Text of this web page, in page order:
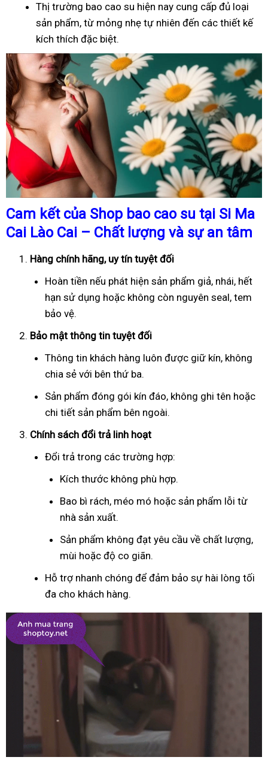
Thị trường bao cao su hiện nay cung cấp đủ loại
sản phẩm, từ mỏng nhẹ tự nhiên đến các thiết kế
kích thích đặc biệt.
Cam kết của Shop bao cao su tại Si Ma
Cai Lào Cai – Chất lượng và sự an tâm
Hàng chính hãng, uy tín tuyệt đối
Hoàn tiền nếu phát hiện sản phẩm giả, nhái, hết
hạn sử dụng hoặc không còn nguyên seal, tem
bảo vệ.
Bảo mật thông tin tuyệt đối
Thông tin khách hàng luôn được giữ kín, không
chia sẻ với bên thứ ba.
Sản phẩm đóng gói kín đáo, không ghi tên hoặc
chi tiết sản phẩm bên ngoài.
Chính sách đổi trả linh hoạt
Đổi trả trong các trường hợp:
Kích thước không phù hợp.
Bao bì rách, méo mó hoặc sản phẩm lỗi từ
nhà sản xuất.
Sản phẩm không đạt yêu cầu về chất lượng,
mùi hoặc độ co giãn.
Hỗ trợ nhanh chóng để đảm bảo sự hài lòng tối
đa cho khách hàng.